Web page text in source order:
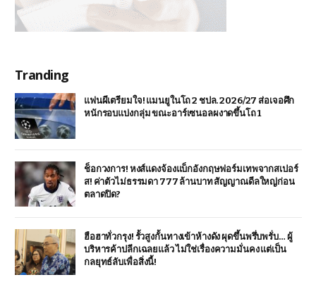
Tranding
แฟนผีเตรียมใจ! แมนยูในโถ 2 ชปล. 2026/27 ส่อเจอศึก
หนักรอบแบ่งกลุ่ม ขณะอาร์เซนอลผงาดขึ้นโถ 1
ช็อกวงการ! หงส์แดงจ้องแบ็กอังกฤษฟอร์มเทพจากสเปอร์
ส! ค่าตัวไม่ธรรมดา 777 ล้านบาท สัญญาณดีลใหญ่ก่อน
ตลาดปิด?
ฮือฮาทั่วกรุง! รั้วสูงกั้นทางเข้าห้างดัง ผุดขึ้นพรึ่บพรั่บ… ผู้
บริหารค้าปลีกเฉลยแล้ว ไม่ใช่เรื่องความมั่นคง แต่เป็น
กลยุทธ์ลับเพื่อสิ่งนี้!